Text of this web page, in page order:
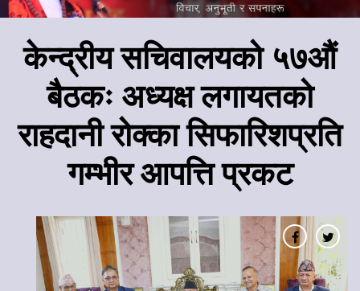
केन्द्रीय सचिवालयको ५७औं
बैठकः अध्यक्ष लगायतको
राहदानी रोक्का सिफारिशप्रति
गम्भीर आपत्ति प्रकट